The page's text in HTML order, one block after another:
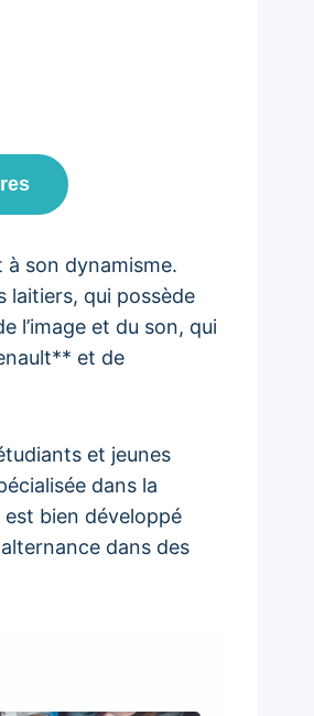
son dynamisme.
laitiers, qui possède
l’image et du son, qui
et de
et jeunes
dans la
est bien développé
dans des